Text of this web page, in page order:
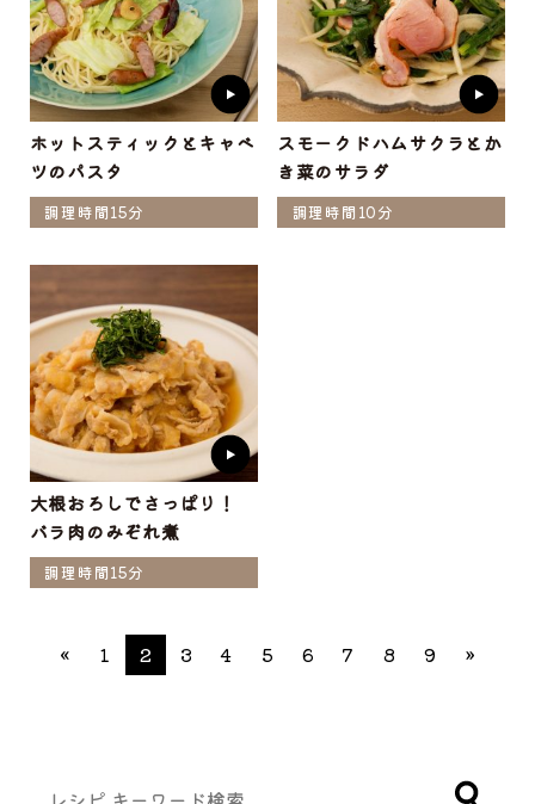
ホットスティックとキャベ
ツのパスタ
調理時間15分
スモークドハムサクラとか
き菜のサラダ
調理時間10分
大根おろしでさっぱり！
バラ肉のみぞれ煮
調理時間15分
« 1 2 3 4 5 6 7 8 9 »